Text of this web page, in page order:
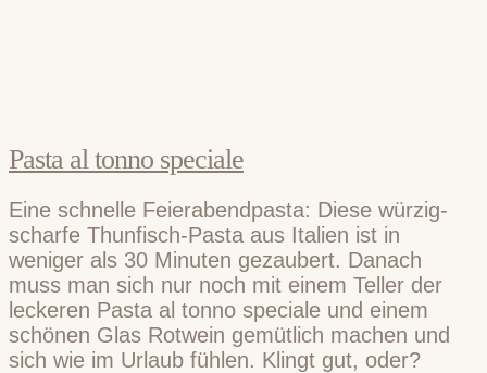
Pasta al tonno speciale
Eine schnelle Feierabendpasta: Diese würzig-
scharfe Thunfisch-Pasta aus Italien ist in
weniger als 30 Minuten gezaubert. Danach
muss man sich nur noch mit einem Teller der
leckeren Pasta al tonno speciale und einem
schönen Glas Rotwein gemütlich machen und
sich wie im Urlaub fühlen. Klingt gut, oder?